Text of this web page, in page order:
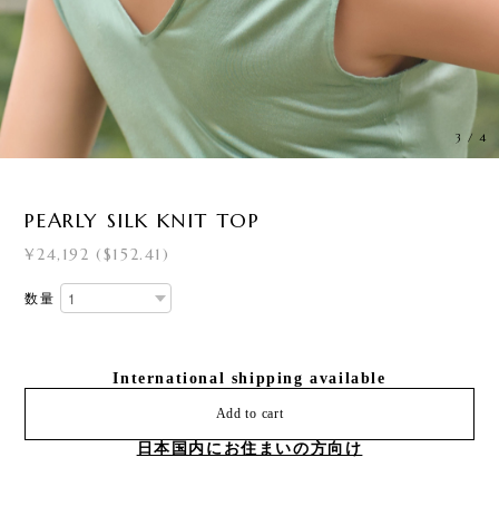
3 /4
PEARLY SILK KNIT TOP
¥24,192 ($152.41)
数量
International shipping available
Add to cart
日本国内にお住まいの方向け